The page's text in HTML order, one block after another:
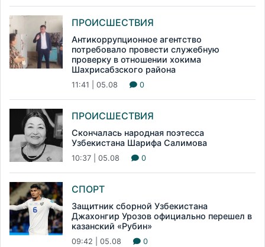
ПРОИСШЕСТВИЯ
Антикоррупционное агентство
потребовало провести служебную
проверку в отношении хокима
Шахрисабзского района
11:41 | 05.08 0
ПРОИСШЕСТВИЯ
Скончалась народная поэтесса
Узбекистана Шарифа Салимова
10:37 | 05.08 0
СПОРТ
Защитник сборной Узбекистана
Джахонгир Урозов официально перешел в
казанский «Рубин»
09:42 | 05.08 0